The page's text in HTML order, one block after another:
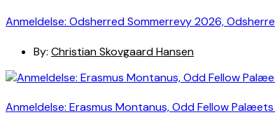
Anmeldelse: Odsherred Sommerrevy 2026,
By: Christian Skovgaard Hansen
Anmeldelse: Erasmus Montanus, Odd Fellow